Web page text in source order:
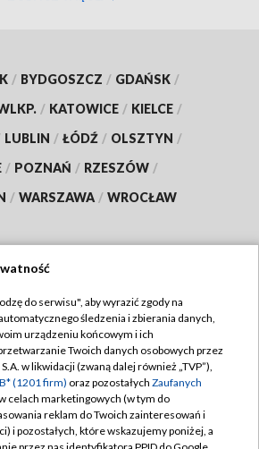
/ BYDGOSZCZ / GDAŃSK /
/ KATOWICE / KIELCE /
LUBLIN / ŁÓDŹ / OLSZTYN /
/ POZNAŃ / RZESZÓW /
/ WARSZAWA / WROCŁAW
TVP
TVP
Cyfrowa
Regulamin TVP
Polityka prywatności
Moje zgody
Pomoc
do serwisu", aby wyrazić zgody na
śledzenia i zbierania danych,
urządzeniu końcowym i ich
Twoich danych osobowych przez
w likwidacji (zwaną dalej również „TVP”),
(1201 firm) oraz pozostałych Zaufanych
celach marketingowych (w tym do
reklam do Twoich zainteresowań i
i pozostałych, które wskazujemy poniżej, a